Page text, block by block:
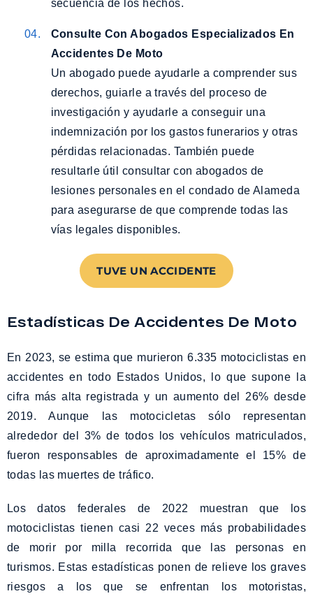
secuencia de los hechos.
Consulte Con Abogados Especializados En
Accidentes De Moto
Un abogado puede ayudarle a comprender sus
derechos, guiarle a través del proceso de
investigación y ayudarle a conseguir una
indemnización por los gastos funerarios y otras
pérdidas relacionadas. También puede
resultarle útil consultar con abogados de
lesiones personales en el condado de Alameda
para asegurarse de que comprende todas las
vías legales disponibles.
TUVE UN ACCIDENTE
Estadísticas De Accidentes De Moto
En 2023, se estima que murieron 6.335 motociclistas en
accidentes en todo Estados Unidos, lo que supone la
cifra más alta registrada y un aumento del 26% desde
2019. Aunque las motocicletas sólo representan
alrededor del 3% de todos los vehículos matriculados,
fueron responsables de aproximadamente el 15% de
todas las muertes de tráfico.
Los datos federales de 2022 muestran que los
motociclistas tienen casi 22 veces más probabilidades
de morir por milla recorrida que las personas en
turismos. Estas estadísticas ponen de relieve los graves
riesgos a los que se enfrentan los motoristas,